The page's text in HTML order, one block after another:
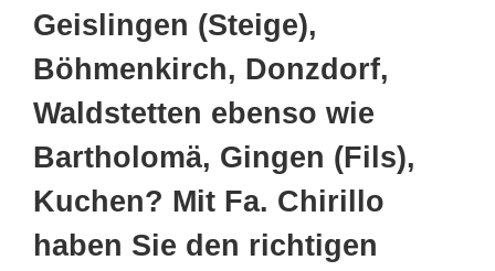
Geislingen (Steige),
Böhmenkirch, Donzdorf,
Waldstetten ebenso wie
Bartholomä, Gingen (Fils),
Kuchen? Mit Fa. Chirillo
haben Sie den richtigen